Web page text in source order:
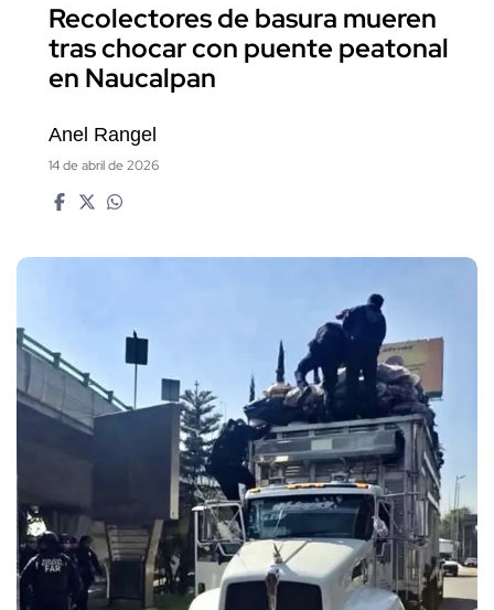
Recolectores de basura mueren
tras chocar con puente peatonal
en Naucalpan
Anel Rangel
14 de abril de 2026